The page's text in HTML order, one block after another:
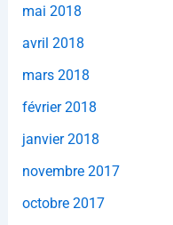
mai 2018
avril 2018
mars 2018
février 2018
janvier 2018
novembre 2017
octobre 2017